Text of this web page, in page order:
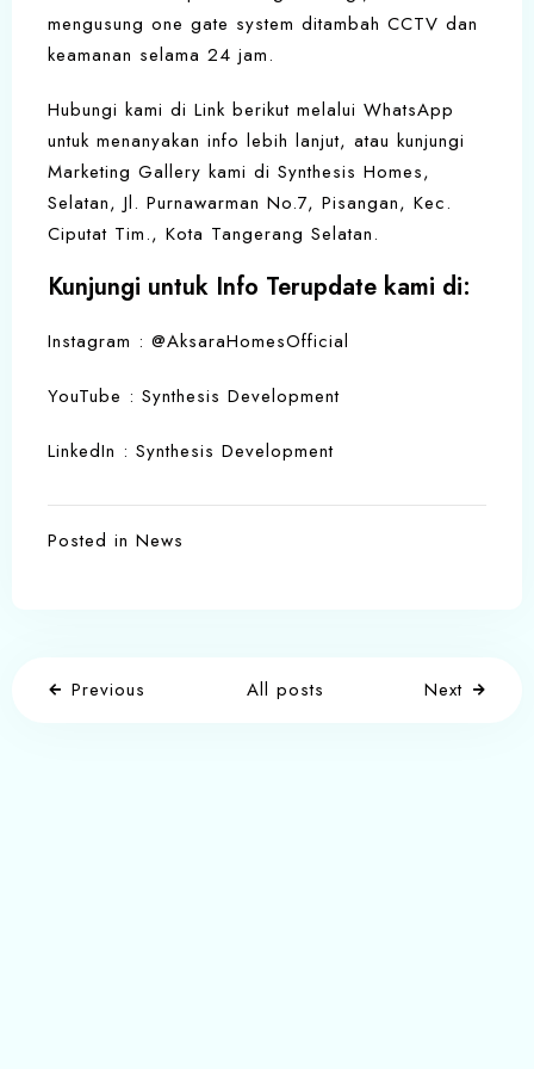
mengusung one gate system ditambah CCTV dan
keamanan selama 24 jam.
Hubungi kami di Link berikut melalui WhatsApp
untuk menanyakan info lebih lanjut, atau kunjungi
Marketing Gallery kami di Synthesis Homes,
Selatan, Jl. Purnawarman No.7, Pisangan, Kec.
Ciputat Tim., Kota Tangerang Selatan.
Kunjungi untuk Info Terupdate kami di:
Instagram : @AksaraHomesOfficial
YouTube : Synthesis Development
LinkedIn : Synthesis Development
Posted in News
Previous All posts Next